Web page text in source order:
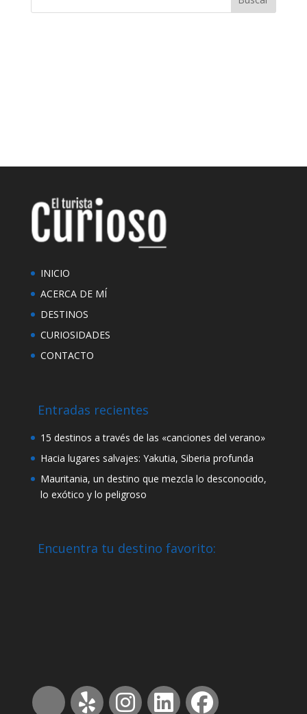
INICIO
ACERCA DE MÍ
DESTINOS
CURIOSIDADES
CONTACTO
Entradas recientes
15 destinos a través de las «canciones del verano»
Hacia lugares salvajes: Yakutia, Siberia profunda
Mauritania, un destino que mezcla lo desconocido,
lo exótico y lo peligroso
Encuentra tu destino favorito: